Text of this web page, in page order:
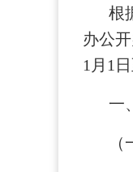
根
办公
1月1
一